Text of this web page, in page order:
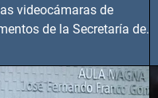
videocámaras de
de la Secretaría de